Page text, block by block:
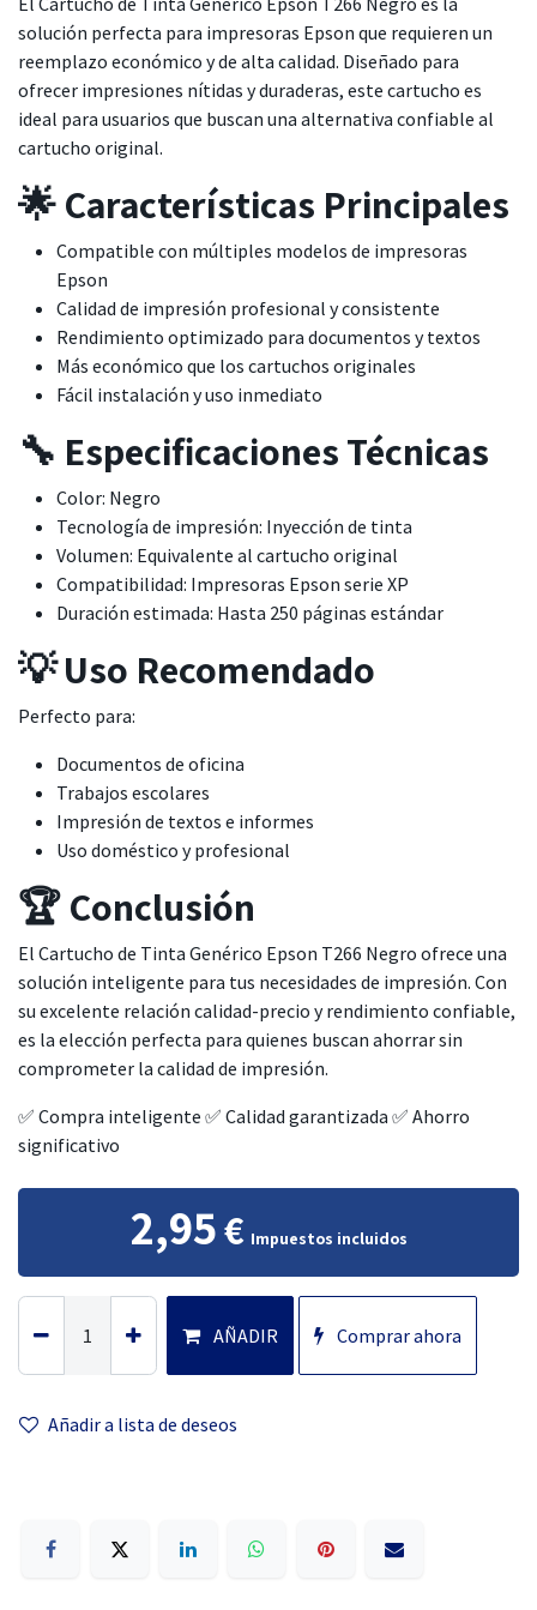
solución perfecta para impresoras Epson que requieren un
reemplazo económico y de alta calidad. Diseñado para
ofrecer impresiones nítidas y duraderas, este cartucho es
ideal para usuarios que buscan una alternativa confiable al
cartucho original.
🌟 Características Principales
Compatible con múltiples modelos de impresoras
Epson
Calidad de impresión profesional y consistente
Rendimiento optimizado para documentos y textos
Más económico que los cartuchos originales
Fácil instalación y uso inmediato
🔧 Especificaciones Técnicas
Color: Negro
Tecnología de impresión: Inyección de tinta
Volumen: Equivalente al cartucho original
Compatibilidad: Impresoras Epson serie XP
Duración estimada: Hasta 250 páginas estándar
💡 Uso Recomendado
Perfecto para:
Documentos de oficina
Trabajos escolares
Impresión de textos e informes
Uso doméstico y profesional
🏆 Conclusión
El Cartucho de Tinta Genérico Epson T266 Negro ofrece una
solución inteligente para tus necesidades de impresión. Con
su excelente relación calidad-precio y rendimiento confiable,
es la elección perfecta para quienes buscan ahorrar sin
comprometer la calidad de impresión.
✅ Compra inteligente ✅ Calidad garantizada ✅ Ahorro
significativo
2,95€ Impuestos incluidos
AÑADIR Comprar ahora
Añadir a lista de deseos